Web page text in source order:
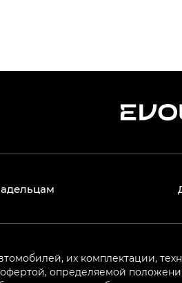
их комплектации,
определяемой